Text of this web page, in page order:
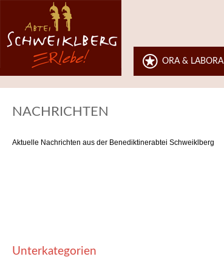
ORA & LABORA
NACHRICHTEN
Aktuelle Nachrichten aus der Benediktinerabtei Schweiklberg
Unterkategorien